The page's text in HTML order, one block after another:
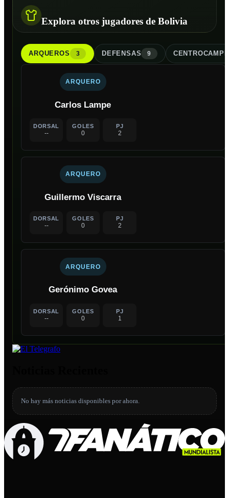
Explora otros jugadores de Bolivia
ARQUEROS 3 DEFENSAS 9
ARQUERO
Carlos Lampe
DORSAL
--
GOLES
0
PJ
2
ARQUERO
Guillermo Viscarra
DORSAL
--
GOLES
0
PJ
2
ARQUERO
Gerónimo Govea
DORSAL
--
GOLES
0
PJ
1
No hay más noticias disponibles por ahora.